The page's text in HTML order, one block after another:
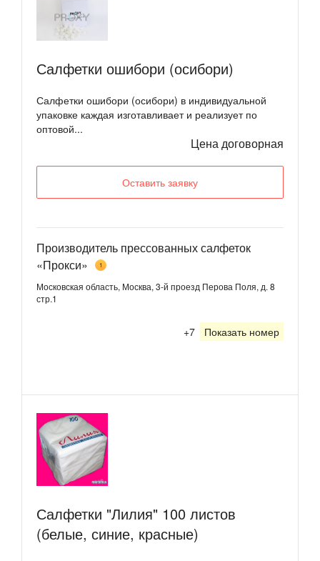
Салфетки ошибори (осибори)
Салфетки ошибори (осибори) в индивидуальной
упаковке каждая изготавливает и реализует по
оптовой...
Цена договорная
Оставить заявку
Производитель прессованных салфеток
«Прокси»
1
Московская область, Москва, 3-й проезд Перова Поля, д. 8
стр.1
+7 Показать номер
Салфетки "Лилия" 100 листов
(белые, синие, красные)